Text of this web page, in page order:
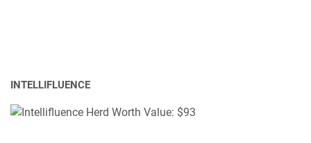
INTELLIFLUENCE